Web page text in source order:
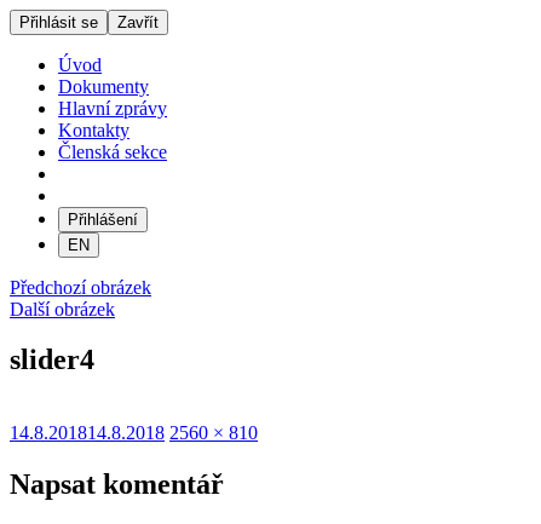
Zavřít
Úvod
Dokumenty
Hlavní zprávy
Kontakty
Členská sekce
Přihlášení
EN
Předchozí obrázek
Další obrázek
slider4
Publikováno:
14.8.201814.8.2018 Původní
2560 × 810
Napsat komentář